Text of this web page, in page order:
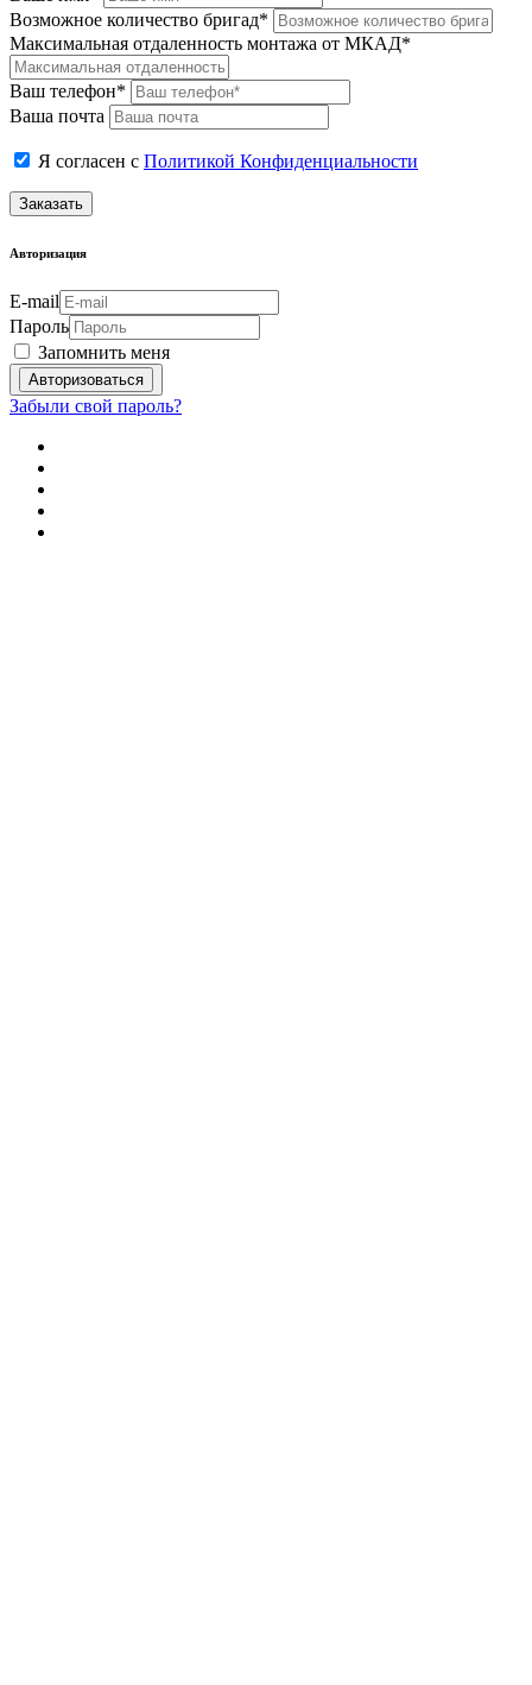
Возможное количество бригад*
Максимальная отдаленность монтажа от МКАД*
Ваш телефон*
Ваша почта
Я согласен с Политикой Конфиденциальности
Заказать
Авторизация
E-mail
Пароль
Запомнить меня
Забыли свой пароль?